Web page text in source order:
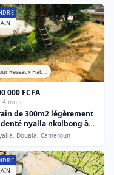
Réseaux Fiab...
000 FCFA
4 mois
de 300m2 légèrement
nyalla nkolbong à
du goudron titre global
de vente )
Douala, Cameroun